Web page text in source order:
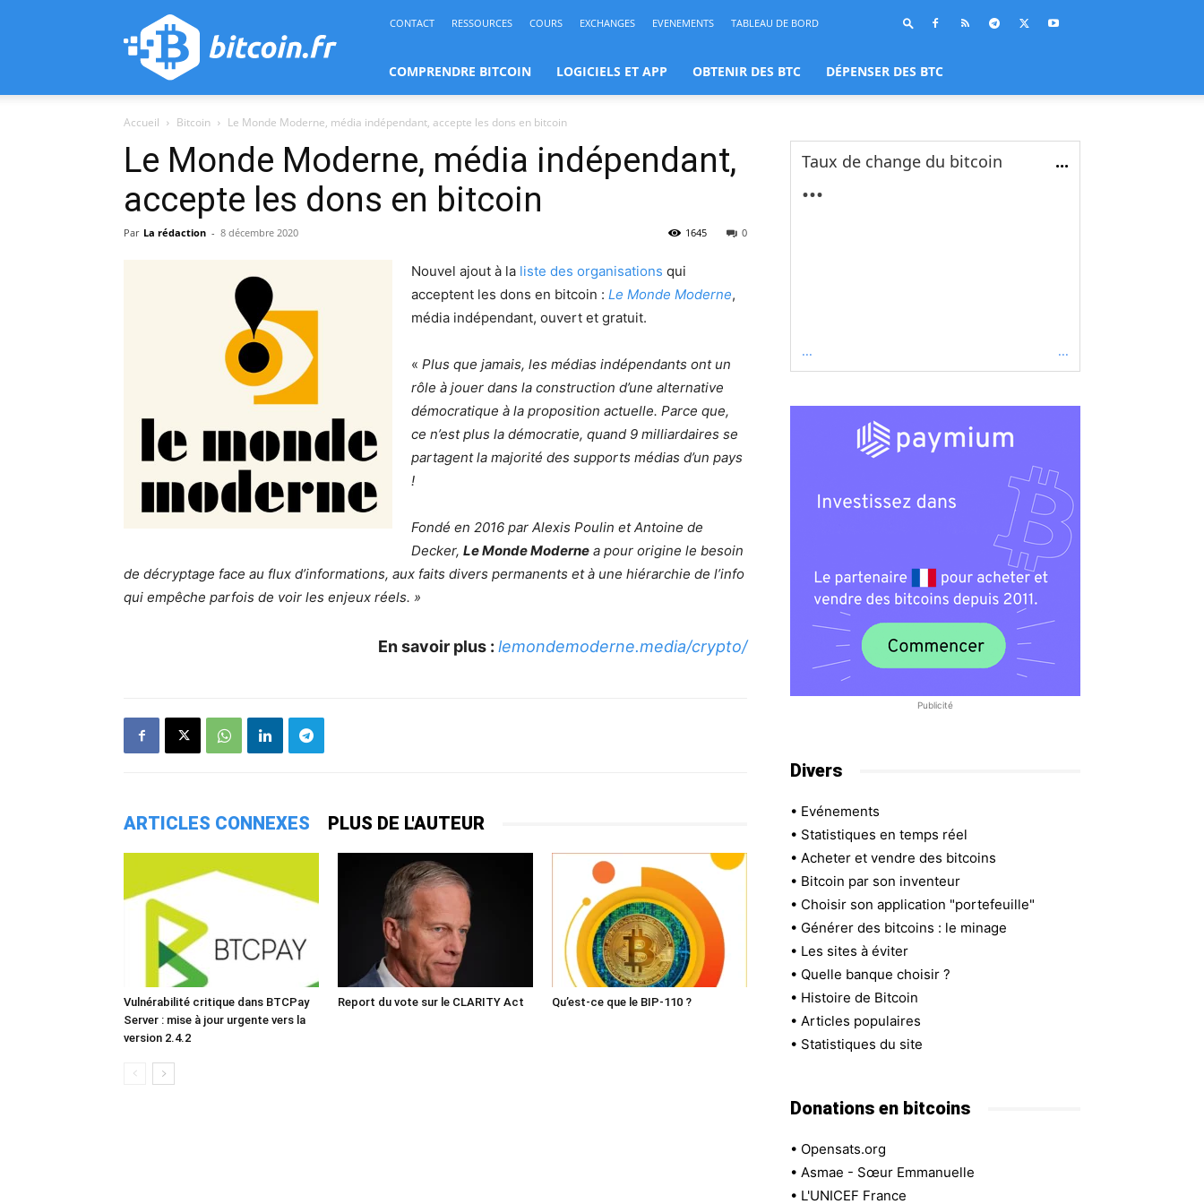
bitcoin.fr
CONTACT RESSOURCES COURS EXCHANGES EVENEMENTS TABLEAU DE BORD
COMPRENDRE BITCOIN LOGICIELS ET APP OBTENIR DES BTC DÉPENSER DES BTC
Accueil Bitcoin Le Monde Moderne, média indépendant, accepte les dons en bitcoin
Le Monde Moderne, média indépendant,
accepte les dons en bitcoin
Par La rédaction - 8 décembre 2020 0
1645
Nouvel ajout à la liste des organisations qui
acceptent les dons en bitcoin : Le Monde Moderne,
média indépendant, ouvert et gratuit.
« Plus que jamais, les médias indépendants ont un
rôle à jouer dans la construction d’une alternative
démocratique à la proposition actuelle. Parce que,
ce n’est plus la démocratie, quand 9 milliardaires se
partagent la majorité des supports médias d’un pays
!
Fondé en 2016 par Alexis Poulin et Antoine de
Decker, Le Monde Moderne a pour origine le besoin
de décryptage face au flux d’informations, aux faits divers permanents et à une hiérarchie de l’info
qui empêche parfois de voir les enjeux réels. »
En savoir plus : lemondemoderne.media/crypto/
ARTICLES CONNEXES PLUS DE L'AUTEUR
Vulnérabilité critique dans BTCPay
Server : mise à jour urgente vers la
version 2.4.2
Report du vote sur le CLARITY Act Qu’est-ce que le BIP-110 ?
Taux de change du bitcoin ...
...
... ...
Publicité
Divers
• Evénements
• Statistiques en temps réel
• Acheter et vendre des bitcoins
• Bitcoin par son inventeur
• Choisir son application "portefeuille"
• Générer des bitcoins : le minage
• Les sites à éviter
• Quelle banque choisir ?
• Histoire de Bitcoin
• Articles populaires
• Statistiques du site
Donations en bitcoins
• Opensats.org
• Asmae - Sœur Emmanuelle
• L'UNICEF France